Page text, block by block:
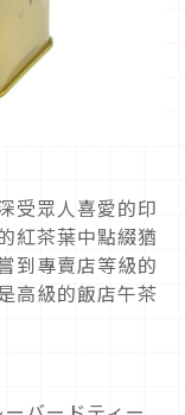
受眾人喜愛的印
紅茶葉中點綴猶
到專賣店等級的
高級的飯店午茶